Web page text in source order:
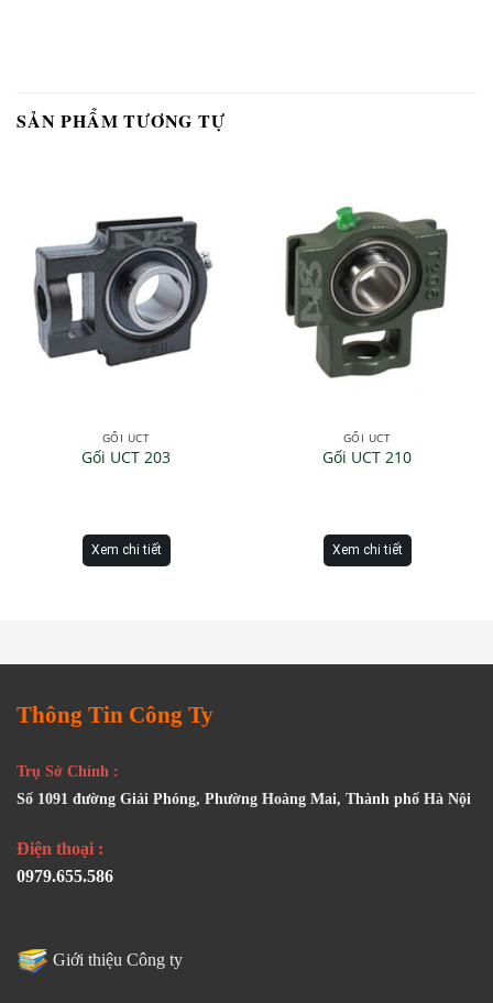
SẢN PHẨM TƯƠNG TỰ
GỐI UCT
Gối UCT 203
Xem chi tiết
GỐI UCT
Gối UCT 210
Xem chi tiết
Thông Tin Công Ty
Trụ Sở Chính :
Số 1091 đường Giải Phóng, Phường Hoàng Mai, Thành phố Hà Nội
Điện thoại :
0979.655.586
Giới thiệu Công ty